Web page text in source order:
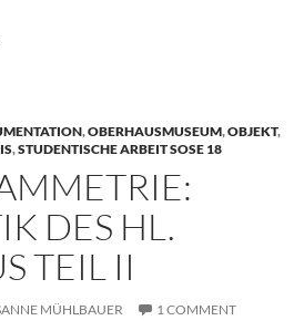
,OBERHAUSMUSEUM,OBJEKT,
,STUDENTISCHE ARBEIT SOSE 18
DES HL.
TEIL II
MÜHLBAUER 1 COMMENT